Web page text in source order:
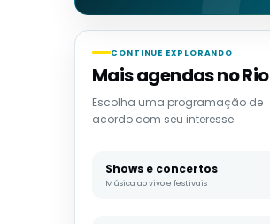
CONTINUE EXPLORANDO
Mais agendas no Rio
Escolha uma programação de
acordo com seu interesse.
Shows e concertos
Música ao vivo e festivais